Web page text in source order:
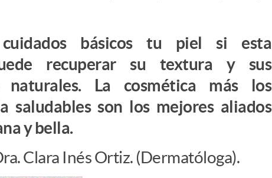
básicos tu piel si esta
recuperar su textura y sus
naturales. La cosmética más los
saludables son los mejores aliados
y bella.
Clara Inés Ortiz. (Dermatóloga).